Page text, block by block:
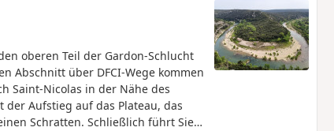
oberen Teil der Gardon-Schlucht
Abschnitt über DFCI-Wege kommen
Saint-Nicolas in der Nähe des
Aufstieg auf das Plateau, das
Schratten. Schließlich führt Sie